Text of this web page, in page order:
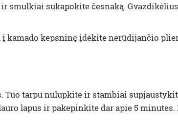
smulkiai sukapokite česnaką.
kepsninę įdėkite nerūdijančio
tarpu nulupkite ir stambiai
lapus ir pakepinkite dar apie 5